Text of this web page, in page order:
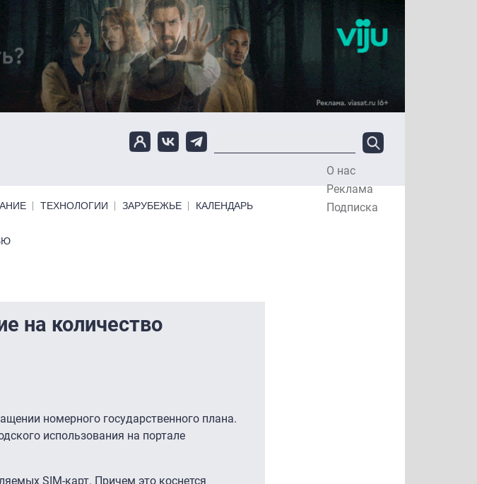
О нас
Реклама
Подписка
ТЕХНОЛОГИИ ЗАРУБЕЖЬЕ КАЛЕНДАРЬ
на количество
номерного государственного плана.
использования на портале
SIM-карт. Причем это коснется